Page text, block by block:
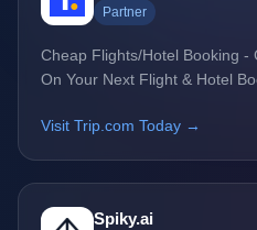
Partner
Cheap Flights/Hotel Booking -
On Your Next Flight & Hotel
Visit Trip.com Today →
Spiky.ai